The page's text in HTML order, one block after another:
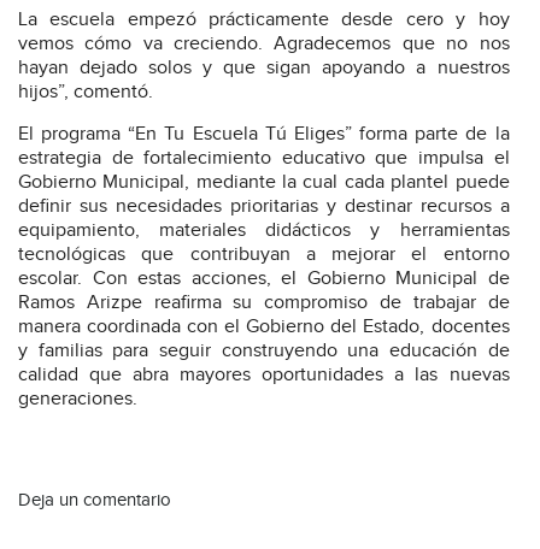
La escuela empezó prácticamente desde cero y hoy
vemos cómo va creciendo. Agradecemos que no nos
hayan dejado solos y que sigan apoyando a nuestros
hijos”, comentó.
El programa “En Tu Escuela Tú Eliges” forma parte de la
estrategia de fortalecimiento educativo que impulsa el
Gobierno Municipal, mediante la cual cada plantel puede
definir sus necesidades prioritarias y destinar recursos a
equipamiento, materiales didácticos y herramientas
tecnológicas que contribuyan a mejorar el entorno
escolar. Con estas acciones, el Gobierno Municipal de
Ramos Arizpe reafirma su compromiso de trabajar de
manera coordinada con el Gobierno del Estado, docentes
y familias para seguir construyendo una educación de
calidad que abra mayores oportunidades a las nuevas
generaciones.
Deja un comentario